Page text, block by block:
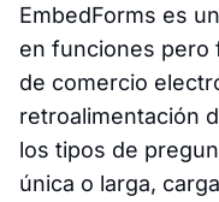
EmbedForms es
en funciones pero
de comercio
retroalimentación
los tipos de
única o larga,